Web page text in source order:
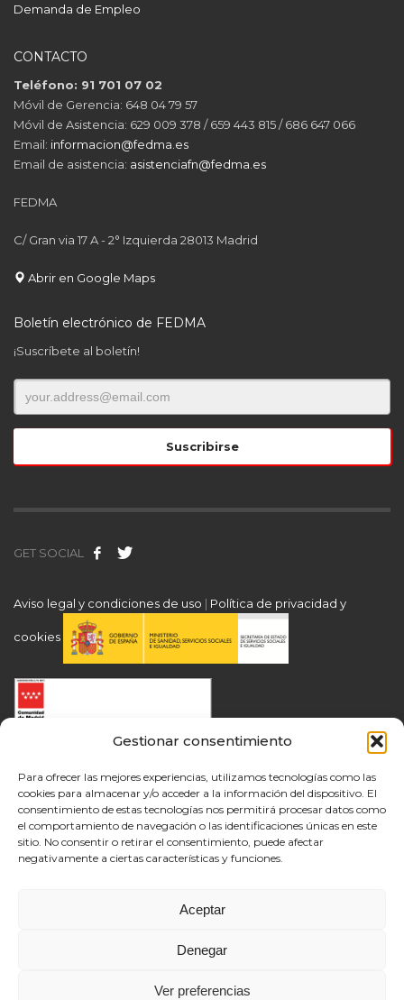
Gestionar consentimiento
Para ofrecer las mejores experiencias, utilizamos tecnologías como las
cookies para almacenar y/o acceder a la información del dispositivo. El
consentimiento de estas tecnologías nos permitirá procesar datos como
el comportamiento de navegación o las identificaciones únicas en este
sitio. No consentir o retirar el consentimiento, puede afectar
negativamente a ciertas características y funciones.
Aceptar
Denegar
Ver preferencias
Demanda de Empleo
CONTACTO
Teléfono: 91 701 07 02
Móvil de Gerencia: 648 04 79 57
Móvil de Asistencia: 629 009 378 / 659 443 815 / 686 647 066
Email: informacion@fedma.es
Email de asistencia: asistenciafn@fedma.es
FEDMA
C/ Gran via 17 A - 2° Izquierda 28013 Madrid
Abrir en Google Maps
Boletín electrónico de FEDMA
¡Suscríbete al boletín!
GET SOCIAL
Aviso legal y condiciones de uso | Política de privacidad y
cookies